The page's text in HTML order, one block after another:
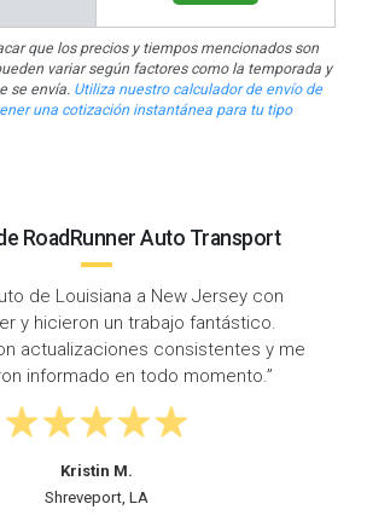
que los precios y tiempos mencionados son
variar según factores como la temporada y
se envía. Utiliza nuestro calculador de envío de
una cotización instantánea para tu tipo
RoadRunner Auto Transport
desde New Orleans, Louisiana hasta
con RoadRunner. El conductor fue muy
y su camión estaba impecable.”
Newark, NJ